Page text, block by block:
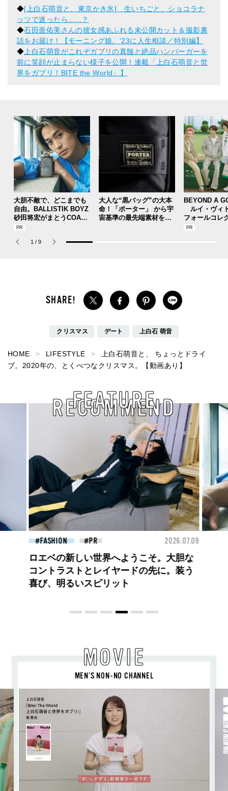
◆[上白石萌音と、東京かき氷] 生いちごと、ショコラナ
ッツで迷ったら......？
◆石田亜佑美さんの彼女感あふれる未公開カット＆撮影裏
話をお届け！【モーニング娘。’23に人生相談／特別編】
◆ 上白石萌音がこれぞガブリの真髄と絶品ハンバーガーを
前に笑顔が止まらない様子を公開！連載「上白石萌音と世
界をガブリ！BITE the World」】
大胆不敵で、どこまでも
自由。BALLISTIK BOYZ
砂田将宏がまとうCOACH
の新作フレグランス「コ
パルファム」
大人な“黒バッグ”の大本
命！「ポーター」 から宇
宙基準の最先端素材を採
BEYOND A
ルイ・ヴィ
フォールコレ
描くプレッピ
1 / 9
クリスマス デート 上白石 萌音
HOME LIFESTYLE
上白石萌音と、 ちょっとドライ
ブ。2020年の、とくべつなクリスマス。【動画あり】
RECOMMEND
FEATURE
BEAUTY 2026.07.27
大胆不敵で、どこまでも自由。
BALLISTIK BOYZ 砂田将宏がまとう
COACHの新作フレグランス「コーチ ピ
MOVIE
MEN’S NON-NO CHANNEL